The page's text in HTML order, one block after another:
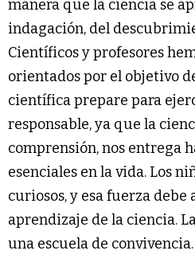
manera que la ciencia se
indagación, del
Científicos y profesores
orientados por el objetivo
científica prepare para
responsable, ya que la
comprensión, nos entrega
esenciales en la vida. Los
curiosos, y esa fuerza debe
aprendizaje de la ciencia.
una escuela de convivencia.